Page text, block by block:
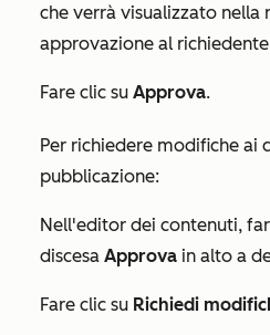
che verrà visualizzato nella
approvazione al
Fare clic su Approva.
Per richiedere modifiche ai
pubblicazione:
Nell'editor dei contenuti,
discesa Approva in alto a
Fare clic su Richiedi